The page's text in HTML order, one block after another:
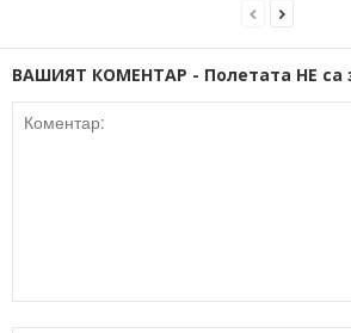
ВАШИЯТ КОМЕНТАР - Полетата НЕ са